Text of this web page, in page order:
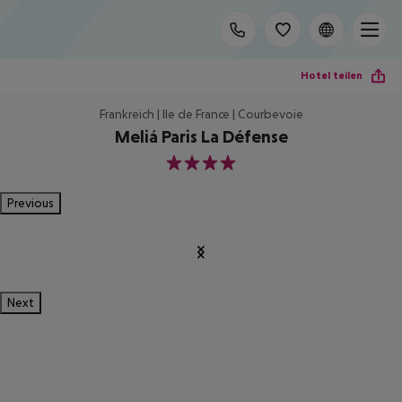
Hotel teilen
Frankreich | Ile de France | Courbevoie
Meliá Paris La Défense
4
Previous
Next